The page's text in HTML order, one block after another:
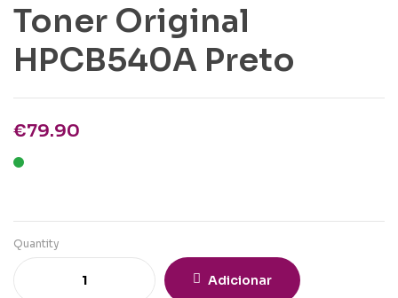
Toner Original
HPCB540A Preto
€79.90
Quantity
Adicionar